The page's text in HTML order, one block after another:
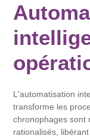
L'automatisation
transforme les
chronophages sont
rationalisés,